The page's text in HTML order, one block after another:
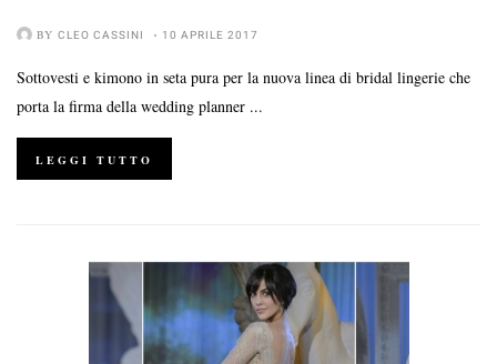
BY CLEO CASSINI 10 APRILE 2017
Sottovesti e kimono in seta pura per la nuova linea di bridal lingerie che
porta la firma della wedding planner ...
LEGGI TUTTO